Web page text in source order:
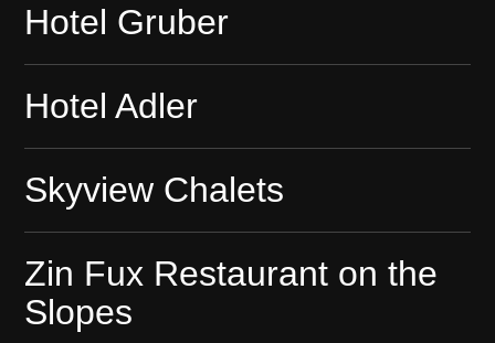
Hotel Gruber
Hotel Adler
Skyview Chalets
Zin Fux Restaurant on the
Slopes